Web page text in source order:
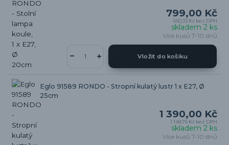
799,00 Kč
660,33 Kč bez DPH
skladem 2 ks
Více kusů 7-10 dnů
Vložit do košíku
Eglo 91589 RONDO - Stropní kulatý lustr 1 x E27, Ø
25cm
1 390,00 Kč
1 148,76 Kč bez DPH
skladem 2 ks
Více kusů 7-10 dnů